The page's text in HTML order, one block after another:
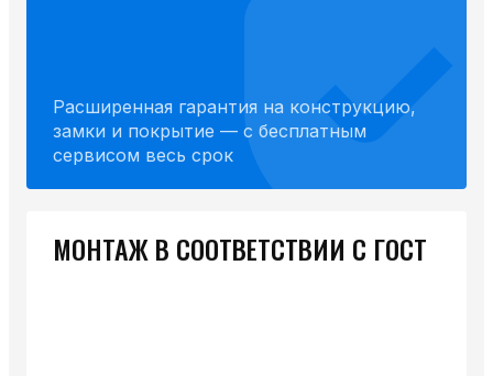
Расширенная гарантия на конструкцию,
замки и покрытие — с бесплатным
сервисом весь срок
МОНТАЖ В СООТВЕТСТВИИ С ГОСТ